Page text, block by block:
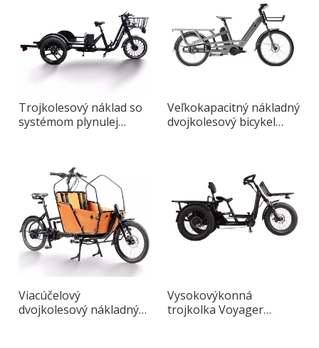
Trojkolesový náklad so
systémom plynulej
Veľkokapacitný nákladný
dvojkolesový bicykel
Viacúčelový
dvojkolesový nákladný
Vysokovýkonná
trojkolka Voyager